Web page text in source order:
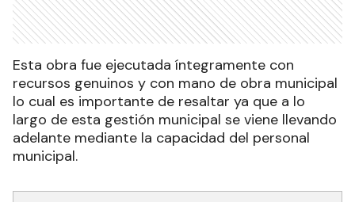
Esta obra fue ejecutada íntegramente con
recursos genuinos y con mano de obra municipal
lo cual es importante de resaltar ya que a lo
largo de esta gestión municipal se viene llevando
adelante mediante la capacidad del personal
municipal.